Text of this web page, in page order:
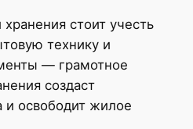
стоит учесть
технику и
— грамотное
создаст
освободит жилое